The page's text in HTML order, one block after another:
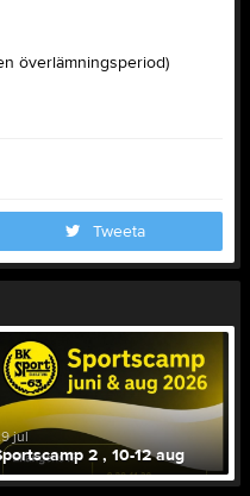
överlämningsperiod)
Tweeta
jul
2 , 10-12 aug